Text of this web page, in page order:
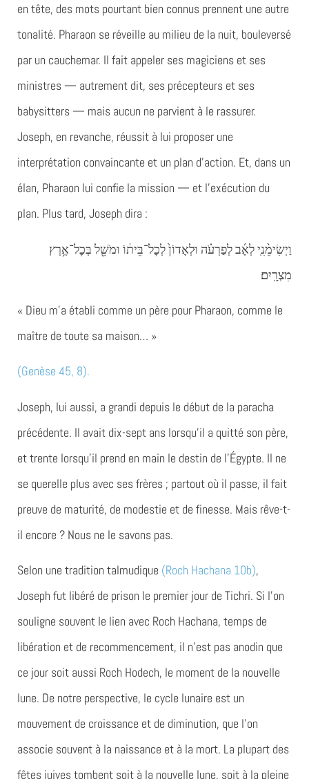
en tête, des mots pourtant bien connus prennent une autre
tonalité. Pharaon se réveille au milieu de la nuit, bouleversé
par un cauchemar. Il fait appeler ses magiciens et ses
ministres — autrement dit, ses précepteurs et ses
babysitters — mais aucun ne parvient à le rassurer.
Joseph, en revanche, réussit à lui proposer une
interprétation convaincante et un plan d’action. Et, dans un
élan, Pharaon lui confie la mission — et l’exécution du
plan. Plus tard, Joseph dira :
וַיְשִׂימֵ֨נִֽי לְאָ֜ב לְפַרְעֹ֗ה וּלְאָדוֹן֙ לְכׇל־בֵּית֔וֹ וּמֹשֵׁ֖ל בְּכׇל־אֶ֥רֶץ
מִצְרָֽיִם׃
« Dieu m’a établi comme un père pour Pharaon, comme le
maître de toute sa maison… »
(Genèse 45, 8).
Joseph, lui aussi, a grandi depuis le début de la paracha
précédente. Il avait dix-sept ans lorsqu’il a quitté son père,
et trente lorsqu’il prend en main le destin de l’Égypte. Il ne
se querelle plus avec ses frères ; partout où il passe, il fait
preuve de maturité, de modestie et de finesse. Mais rêve-t-
il encore ? Nous ne le savons pas.
Selon une tradition talmudique (Roch Hachana 10b),
Joseph fut libéré de prison le premier jour de Tichri. Si l’on
souligne souvent le lien avec Roch Hachana, temps de
libération et de recommencement, il n’est pas anodin que
ce jour soit aussi Roch Hodech, le moment de la nouvelle
lune. De notre perspective, le cycle lunaire est un
mouvement de croissance et de diminution, que l’on
associe souvent à la naissance et à la mort. La plupart des
fêtes juives tombent soit à la nouvelle lune, soit à la pleine